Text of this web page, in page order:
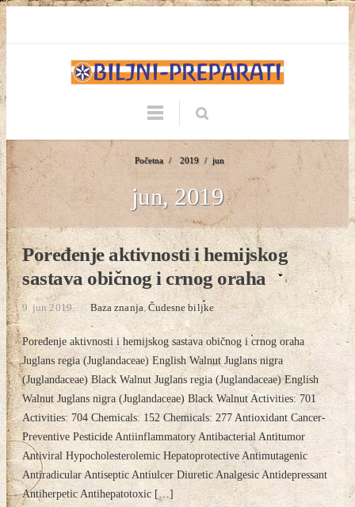
Početna / 2019 / jun
jun, 2019
Poređenje aktivnosti i hemijskog
sastava običnog i crnog oraha
9. jun 2019. / Baza znanja, Čudesne biljke
Poređenje aktivnosti i hemijskog sastava običnog i crnog oraha
Juglans regia (Juglandaceae) English Walnut Juglans nigra
(Juglandaceae) Black Walnut Juglans regia (Juglandaceae) English
Walnut Juglans nigra (Juglandaceae) Black Walnut Activities: 701
Activities: 704 Chemicals: 152 Chemicals: 277 Antioxidant Cancer-
Preventive Pesticide Antiinflammatory Antibacterial Antitumor
Antiviral Hypocholesterolemic Hepatoprotective Antimutagenic
Antiradicular Antiseptic Antiulcer Diuretic Analgesic Antidepressant
Antiherpetic Antihepatotoxic […]